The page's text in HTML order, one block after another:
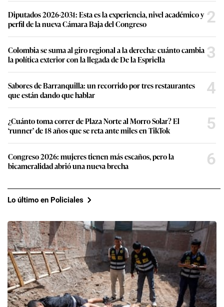
Diputados 2026-2031: Esta es la experiencia, nivel académico y
perfil de la nueva Cámara Baja del Congreso
2
Colombia se suma al giro regional a la derecha: cuánto cambia
la política exterior con la llegada de De la Espriella
3
Sabores de Barranquilla: un recorrido por tres restaurantes
que están dando que hablar
4
¿Cuánto toma correr de Plaza Norte al Morro Solar? El
‘runner’ de 18 años que se reta ante miles en TikTok
5
Congreso 2026: mujeres tienen más escaños, pero la
bicameralidad abrió una nueva brecha
6
Lo último en Policiales